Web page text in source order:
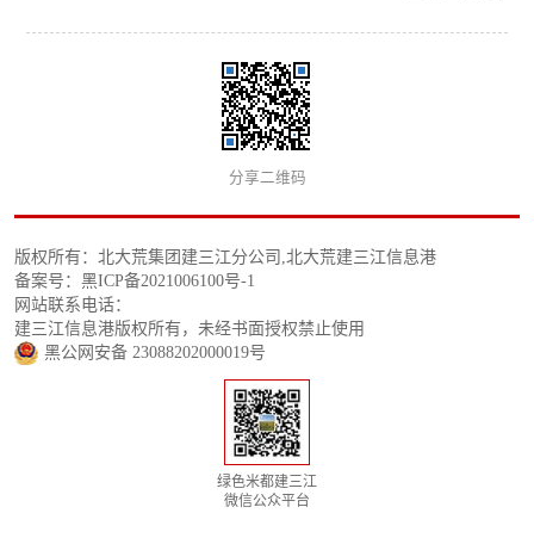
分享二维码
版权所有：北大荒集团建三江分公司,北大荒建三江信息港
备案号：黑ICP备2021006100号-1
网站联系电话：
建三江信息港版权所有，未经书面授权禁止使用
黑公网安备 23088202000019号
绿色米都建三江
微信公众平台